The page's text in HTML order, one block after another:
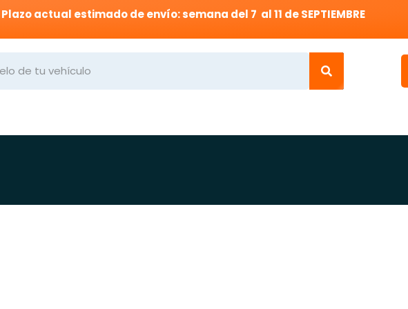
Plazo actual estimado de envío: semana del 7 al 11 de SEPTIEMBRE